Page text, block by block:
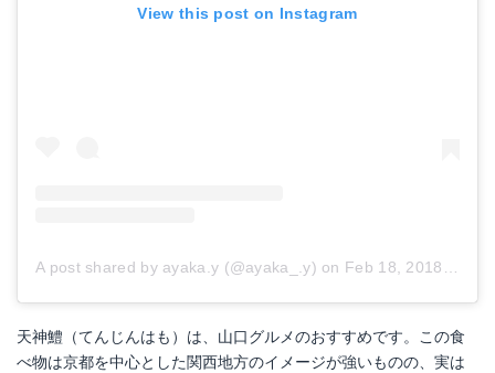
View this post on Instagram
A post shared by ayaka.y (@ayaka_.y) on Feb 18, 2018 at 6:20am PST
天神鱧（てんじんはも）は、山口グルメのおすすめです。この食
べ物は京都を中心とした関西地方のイメージが強いものの、実は